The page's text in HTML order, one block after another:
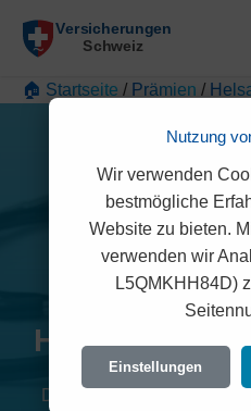
🏠 Startseite / Prämien /
Helsana
Detaillierte Übersicht der
Nutzung
Wir verwenden
bestmögliche
Website zu bieten.
verwenden wir
L5QMKHH84D)
Einstellungen